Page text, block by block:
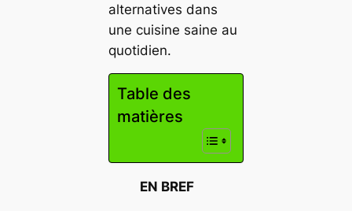
alternatives dans
une cuisine saine au
quotidien.
Table des
matières
EN BREF